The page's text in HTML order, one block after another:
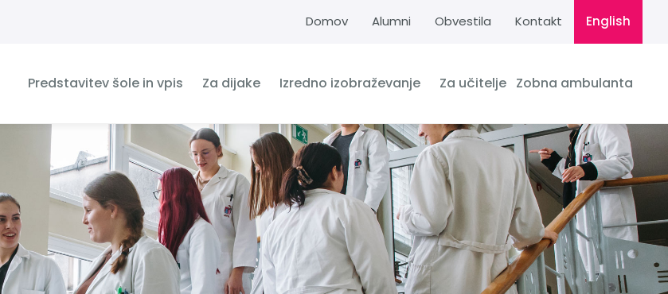
Domov Alumni Obvestila Kontakt English
Predstavitev šole in vpis Za dijake Izredno izobraževanje Za učitelje Zobna ambulanta